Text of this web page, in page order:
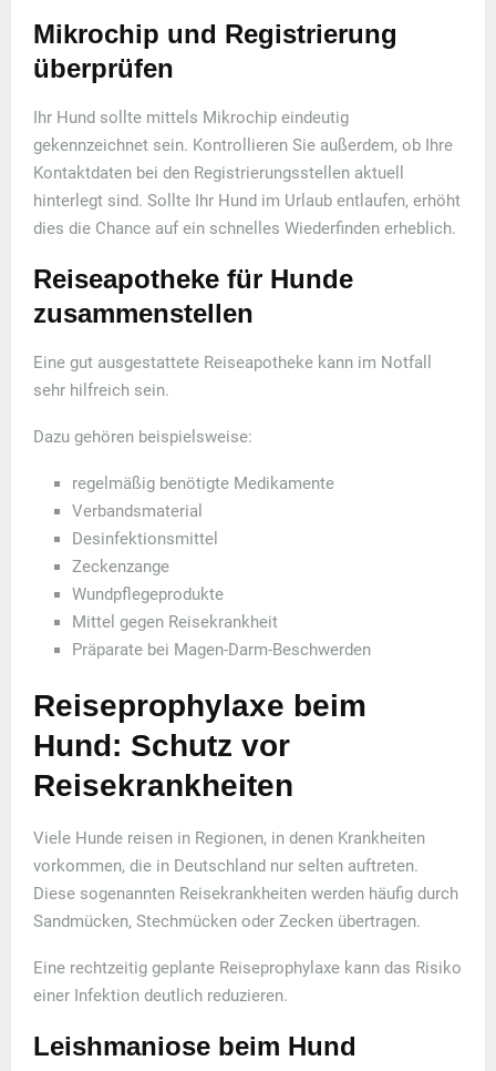
Mikrochip und Registrierung
überprüfen
Ihr Hund sollte mittels Mikrochip eindeutig
gekennzeichnet sein. Kontrollieren Sie außerdem, ob Ihre
Kontaktdaten bei den Registrierungsstellen aktuell
hinterlegt sind. Sollte Ihr Hund im Urlaub entlaufen, erhöht
dies die Chance auf ein schnelles Wiederfinden erheblich.
Reiseapotheke für Hunde
zusammenstellen
Eine gut ausgestattete Reiseapotheke kann im Notfall
sehr hilfreich sein.
Dazu gehören beispielsweise:
regelmäßig benötigte Medikamente
Verbandsmaterial
Desinfektionsmittel
Zeckenzange
Wundpflegeprodukte
Mittel gegen Reisekrankheit
Präparate bei Magen-Darm-Beschwerden
Reiseprophylaxe beim
Hund: Schutz vor
Reisekrankheiten
Viele Hunde reisen in Regionen, in denen Krankheiten
vorkommen, die in Deutschland nur selten auftreten.
Diese sogenannten Reisekrankheiten werden häufig durch
Sandmücken, Stechmücken oder Zecken übertragen.
Eine rechtzeitig geplante Reiseprophylaxe kann das Risiko
einer Infektion deutlich reduzieren.
Leishmaniose beim Hund